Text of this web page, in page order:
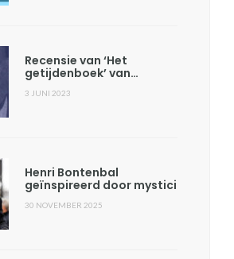
Recensie van ‘Het
getijdenboek’ van…
3 JUNI 2023
Henri Bontenbal
geïnspireerd door mystici
30 NOVEMBER 2025